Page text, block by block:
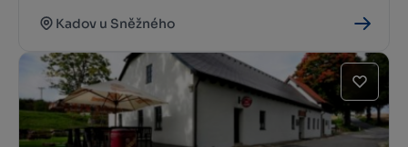
Kadov u Sněžného